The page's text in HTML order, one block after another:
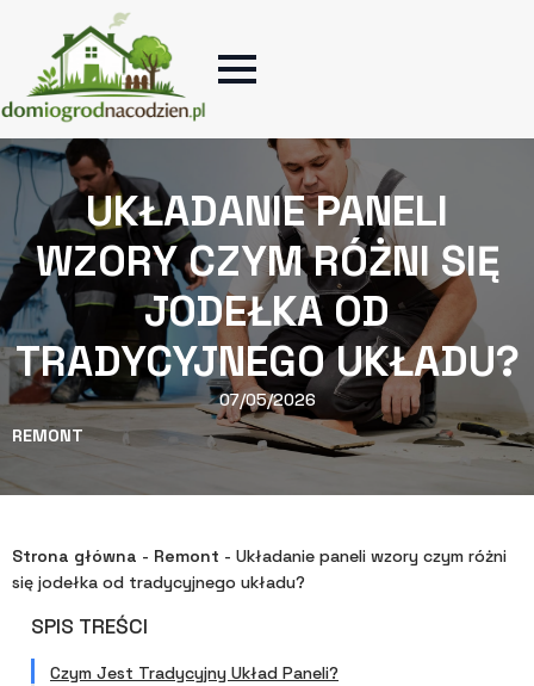
UKŁADANIE PANELI
WZORY CZYM RÓŻNI SIĘ
JODEŁKA OD
TRADYCYJNEGO UKŁADU?
07/05/2026
REMONT
Strona główna - Remont - Układanie paneli wzory czym różni
się jodełka od tradycyjnego układu?
SPIS TREŚCI
Czym Jest Tradycyjny Układ Paneli?